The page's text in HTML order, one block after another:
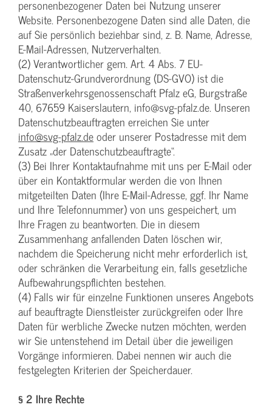
personenbezogener Daten bei Nutzung unserer
Website. Personenbezogene Daten sind alle Daten, die
auf Sie persönlich beziehbar sind, z. B. Name, Adresse,
E-Mail-Adressen, Nutzerverhalten.
(2) Verantwortlicher gem. Art. 4 Abs. 7 EU-
Datenschutz-Grundverordnung (DS-GVO) ist die
Straßenverkehrsgenossenschaft Pfalz eG, Burgstraße
40, 67659 Kaiserslautern, info@svg-pfalz.de. Unseren
Datenschutzbeauftragten erreichen Sie unter
info@svg-pfalz.deoder unserer Postadresse mit dem
Zusatz „der Datenschutzbeauftragte“.
(3) Bei Ihrer Kontaktaufnahme mit uns per E-Mail oder
über ein Kontaktformular werden die von Ihnen
mitgeteilten Daten (Ihre E-Mail-Adresse, ggf. Ihr Name
und Ihre Telefonnummer) von uns gespeichert, um
Ihre Fragen zu beantworten. Die in diesem
Zusammenhang anfallenden Daten löschen wir,
nachdem die Speicherung nicht mehr erforderlich ist,
oder schränken die Verarbeitung ein, falls gesetzliche
Aufbewahrungspflichten bestehen.
(4) Falls wir für einzelne Funktionen unseres Angebots
auf beauftragte Dienstleister zurückgreifen oder Ihre
Daten für werbliche Zwecke nutzen möchten, werden
wir Sie untenstehend im Detail über die jeweiligen
Vorgänge informieren. Dabei nennen wir auch die
festgelegten Kriterien der Speicherdauer.
§ 2 Ihre Rechte